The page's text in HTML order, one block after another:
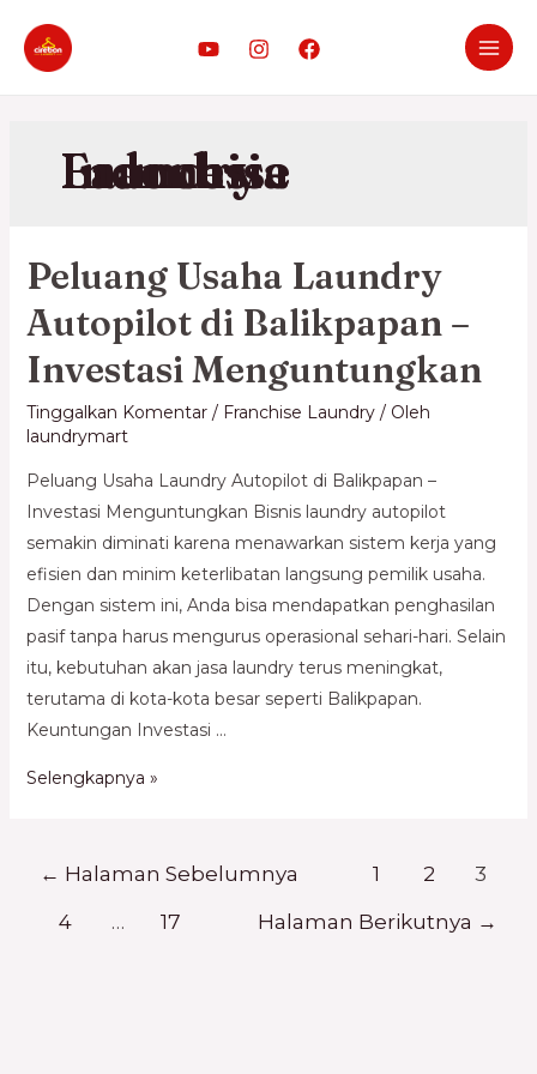
Franchise Laundry Indonesia
Peluang Usaha Laundry
Autopilot di Balikpapan –
Investasi Menguntungkan
Tinggalkan Komentar / Franchise Laundry/ Oleh
laundrymart
Peluang Usaha Laundry Autopilot di Balikpapan –
Investasi Menguntungkan Bisnis laundry autopilot
semakin diminati karena menawarkan sistem kerja yang
efisien dan minim keterlibatan langsung pemilik usaha.
Dengan sistem ini, Anda bisa mendapatkan penghasilan
pasif tanpa harus mengurus operasional sehari-hari. Selain
itu, kebutuhan akan jasa laundry terus meningkat,
terutama di kota-kota besar seperti Balikpapan.
Keuntungan Investasi …
Selengkapnya »
← Halaman Sebelumnya 1 2
3
4
… 17 Halaman Berikutnya →